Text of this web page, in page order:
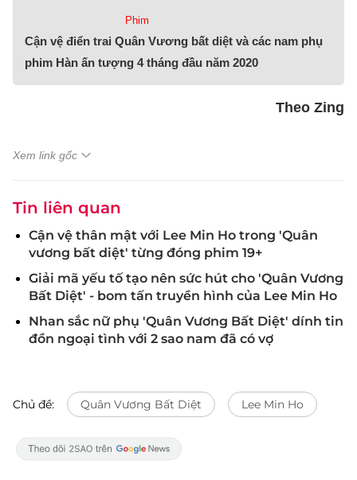
Phim
Cận vệ điển trai Quân Vương bất diệt và các nam phụ
phim Hàn ấn tượng 4 tháng đầu năm 2020
Theo Zing
Xem link gốc
Tin liên quan
Cận vệ thân mật với Lee Min Ho trong 'Quân
vương bất diệt' từng đóng phim 19+
Giải mã yếu tố tạo nên sức hút cho 'Quân Vương
Bất Diệt' - bom tấn truyền hình của Lee Min Ho
Nhan sắc nữ phụ 'Quân Vương Bất Diệt' dính tin
đồn ngoại tình với 2 sao nam đã có vợ
Chủ đề: Quân Vương Bất Diệt Lee Min Ho